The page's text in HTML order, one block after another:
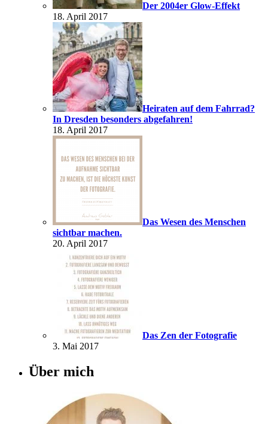
Der 2004er Glow-Effekt
18. April 2017
Heiraten auf dem Fahrrad?
In Dresden besonders abgefahren!
18. April 2017
Das Wesen des Menschen
sichtbar machen.
20. April 2017
Das Zen der Fotografie
3. Mai 2017
Über mich